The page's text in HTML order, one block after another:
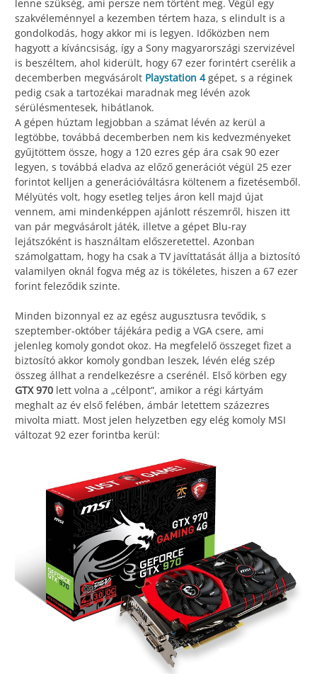
lenne szükség, ami persze nem történt meg. Végül egy
szakvéleménnyel a kezemben tértem haza, s elindult is a
gondolkodás, hogy akkor mi is legyen. Időközben nem
hagyott a kíváncsiság, így a Sony magyarországi szervizével
is beszéltem, ahol kiderült, hogy 67 ezer forintért cserélik a
decemberben megvásárolt Playstation 4 gépet, s a réginek
pedig csak a tartozékai maradnak meg lévén azok
sérülésmentesek, hibátlanok.
A gépen húztam legjobban a számat lévén az kerül a
legtöbbe, továbbá decemberben nem kis kedvezményeket
gyűjtöttem össze, hogy a 120 ezres gép ára csak 90 ezer
legyen, s továbbá eladva az előző generációt végül 25 ezer
forintot kelljen a generációváltásra költenem a fizetésemből.
Mélyütés volt, hogy esetleg teljes áron kell majd újat
vennem, ami mindenképpen ajánlott részemről, hiszen itt
van pár megvásárolt játék, illetve a gépet Blu-ray
lejátszóként is használtam előszeretettel. Azonban
számolgattam, hogy ha csak a TV javíttatását állja a biztosító
valamilyen oknál fogva még az is tökéletes, hiszen a 67 ezer
forint feleződik szinte.
Minden bizonnyal ez az egész augusztusra tevődik, s
szeptember-október tájékára pedig a VGA csere, ami
jelenleg komoly gondot okoz. Ha megfelelő összeget fizet a
biztosító akkor komoly gondban leszek, lévén elég szép
összeg állhat a rendelkezésre a cserénél. Első körben egy
GTX 970 lett volna a „célpont”, amikor a régi kártyám
meghalt az év első felében, ámbár letettem százezres
mivolta miatt. Most jelen helyzetben egy elég komoly MSI
változat 92 ezer forintba kerül: